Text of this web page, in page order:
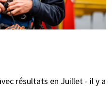
résultats en Juillet - il y a